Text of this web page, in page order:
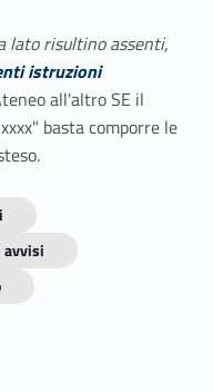
lato risultino assenti,
istruzioni
all'altro SE il
basta comporre le
avvisi